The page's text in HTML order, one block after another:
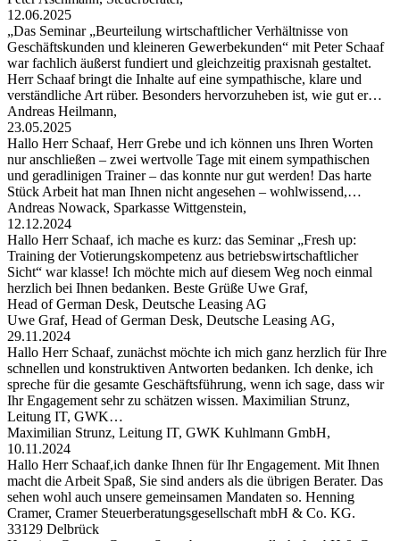
12.06.2025
„Das Seminar „Beurteilung wirtschaftlicher Verhältnisse von
Geschäftskunden und kleineren Gewerbekunden“ mit Peter Schaaf
war fachlich äußerst fundiert und gleichzeitig praxisnah gestaltet.
Herr Schaaf bringt die Inhalte auf eine sympathische, klare und
verständliche Art rüber. Besonders hervorzuheben ist, wie gut er…
Andreas Heilmann,
23.05.2025
Hallo Herr Schaaf, Herr Grebe und ich können uns Ihren Worten
nur anschließen – zwei wertvolle Tage mit einem sympathischen
und geradlinigen Trainer – das konnte nur gut werden! Das harte
Stück Arbeit hat man Ihnen nicht angesehen – wohlwissend,…
Andreas Nowack, Sparkasse Wittgenstein,
12.12.2024
Hallo Herr Schaaf, ich mache es kurz: das Seminar „Fresh up:
Training der Votierungskompetenz aus betriebswirtschaftlicher
Sicht“ war klasse! Ich möchte mich auf diesem Weg noch einmal
herzlich bei Ihnen bedanken. Beste Grüße Uwe Graf,
Head of German Desk, Deutsche Leasing AG
Uwe Graf, Head of German Desk, Deutsche Leasing AG,
29.11.2024
Hallo Herr Schaaf, zunächst möchte ich mich ganz herzlich für Ihre
schnellen und konstruktiven Antworten bedanken. Ich denke, ich
spreche für die gesamte Geschäftsführung, wenn ich sage, dass wir
Ihr Engagement sehr zu schätzen wissen. Maximilian Strunz,
Leitung IT, GWK…
Maximilian Strunz, Leitung IT, GWK Kuhlmann GmbH,
10.11.2024
Hallo Herr Schaaf,ich danke Ihnen für Ihr Engagement. Mit Ihnen
macht die Arbeit Spaß, Sie sind anders als die übrigen Berater. Das
sehen wohl auch unsere gemeinsamen Mandaten so. Henning
Cramer, Cramer Steuerberatungsgesellschaft mbH & Co. KG.
33129 Delbrück